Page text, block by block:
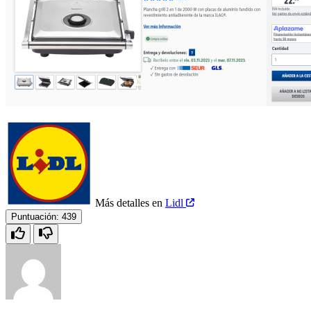
Más detalles en Lidl
Puntuación: 439